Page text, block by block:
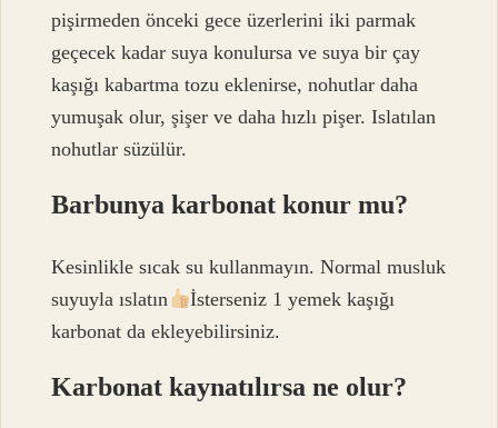
pişirmeden önceki gece üzerlerini iki parmak
geçecek kadar suya konulursa ve suya bir çay
kaşığı kabartma tozu eklenirse, nohutlar daha
yumuşak olur, şişer ve daha hızlı pişer. Islatılan
nohutlar süzülür.
Barbunya karbonat konur mu?
Kesinlikle sıcak su kullanmayın. Normal musluk
suyuyla ıslatın
İsterseniz 1 yemek kaşığı
karbonat da ekleyebilirsiniz.
Karbonat kaynatılırsa ne olur?